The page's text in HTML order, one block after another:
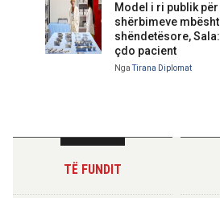
Model i ri publik
shërbimeve
shëndetësore,
çdo pacient
Nga Tirana Diplomat
TË FUNDIT